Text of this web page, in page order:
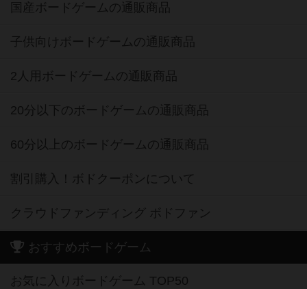
国産ボードゲームの通販商品
子供向けボードゲームの通販商品
2人用ボードゲームの通販商品
20分以下のボードゲームの通販商品
60分以上のボードゲームの通販商品
割引購入！ボドクーポンについて
クラウドファンディング ボドファン
おすすめボードゲーム
お気に入りボードゲーム TOP50